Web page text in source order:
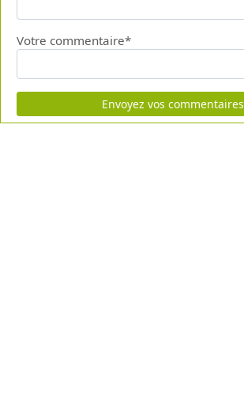
Votre commentaire*
Envoyez vos commentaires